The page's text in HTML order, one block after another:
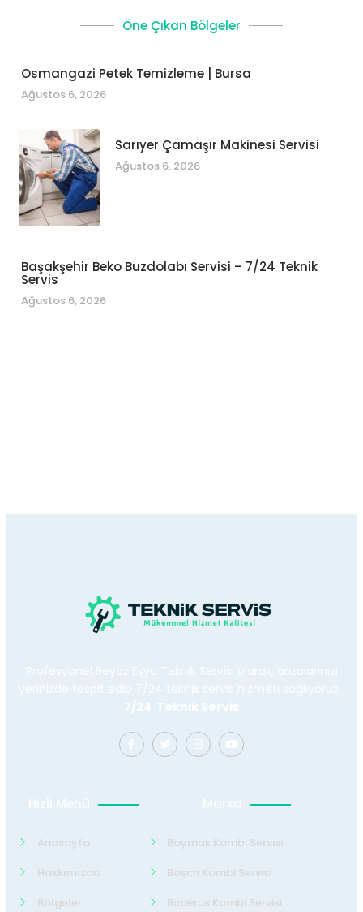
Öne Çıkan Bölgeler
Osmangazi Petek Temizleme | Bursa
Ağustos 6, 2026
Sarıyer Çamaşır Makinesi Servisi
Ağustos 6, 2026
Başakşehir Beko Buzdolabı Servisi – 7/24 Teknik
Servis
Ağustos 6, 2026
Profesyonel Beyaz Eşya Teknik Servisi olarak, arızalarınızı
yerinizde tespit edip 7/24 teknik servis hizmeti sağlıyoruz.
7/24 Teknik Servis
Hızlı Menü
Anasayfa
Hakkımızda
Bölgeler
Marka
Baymak Kombi Servisi
Bosch Kombi Servisi
Buderus Kombi Servisi